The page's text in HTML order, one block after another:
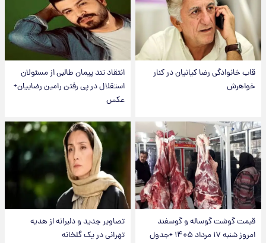
قاب خانوادگی رضا کیانیان در کنار
خواهرش
انتقاد تند پیمان طالبی از مسئولان
استقلال در پی رفتن رامین رضاییان+
عکس
قیمت گوشت گوساله و گوسفند
امروز شنبه ۱۷ مرداد ۱۴۰۵ +جدول
تصاویر جدید و دلبرانه از هدیه
تهرانی در یک گلخانه